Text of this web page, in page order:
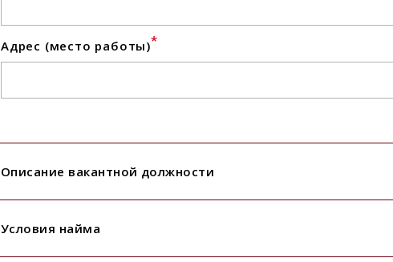
Адрес (место работы)*
Описание вакантной должности
Условия найма